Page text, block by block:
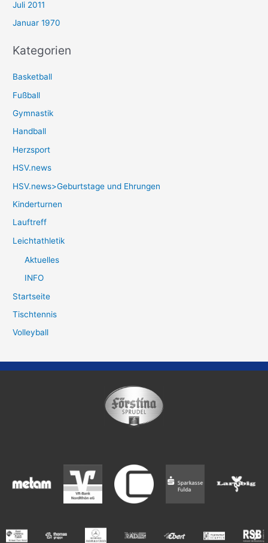
Juli 2011
Januar 1970
Kategorien
Basketball
Fußball
Gymnastik
Handball
Herzsport
HSV.news
HSV.news>Geburtstage und Ehrungen
Kinderturnen
Lauftreff
Leichtathletik
Aktuelles
INFO
Startseite
Tischtennis
Volleyball